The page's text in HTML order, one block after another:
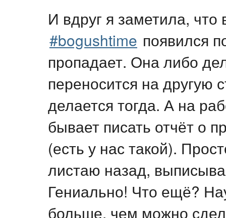
И вдруг я заметила, что
#bogushtime появился
пропадает. Она либо
переносится на другую
делается тогда. А на
бывает писать отчёт о
(есть у нас такой).
листаю назад,
Гениально! Что ещё?
больше, чем можно